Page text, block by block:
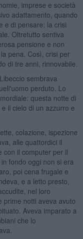
imprese e società
adattamento, quando
e di pensare: la crisi
Oltretutto sentiva
pensione e non
pena. Così, crisi per
di tre anni, rinnovabile.
sembrava
perduto. Lo
questa notte di
il cielo di un azzurro e
colazione, ispezione
alle quattordici il
con il computer per il
fondo oggi non si era
poi cena frugale e
e a letto presto,
nel loro
prime notti aveva avuto
Aveva imparato a
che lo